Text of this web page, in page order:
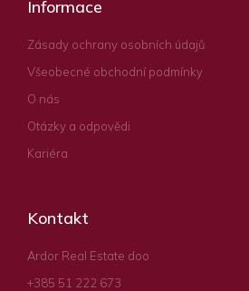
Informace
Zásady ochrany osobních údajů
Všeobecné obchodní podmínky
O nás
Otázky a odpovědi
Kariéra
Kontakt
Ardor Real Estate doo
+385 51 222 673